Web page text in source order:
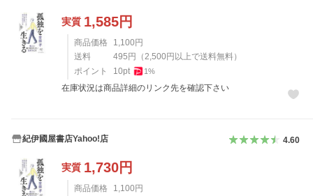
実質 1,585円
商品価格 1,100円
送料
495円 （ 2,500円以上で送料無料）
ポイント
10pt 1%
在庫状況は商品詳細のリンク先を確認下さい
紀伊國屋書店Yahoo!店 4.60
実質 1,730円
商品価格 1,100円